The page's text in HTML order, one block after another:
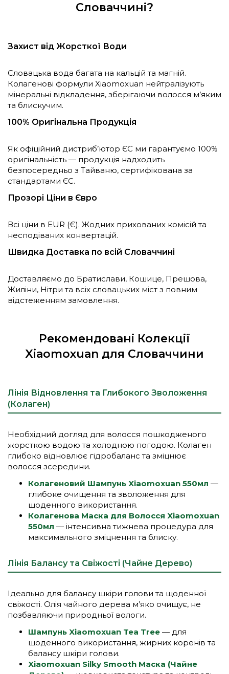
Словаччині?
Захист від Жорсткої Води
Словацька вода багата на кальцій та магній.
Колагенові формули Xiaomoxuan нейтралізують
мінеральні відкладення, зберігаючи волосся м’яким
та блискучим.
100% Оригінальна Продукція
Як офіційний дистриб’ютор ЄС ми гарантуємо 100%
оригінальність — продукція надходить
безпосередньо з Тайваню, сертифікована за
стандартами ЄС.
Прозорі Ціни в Євро
Всі ціни в EUR (€). Жодних прихованих комісій та
несподіваних конвертацій.
Швидка Доставка по всій Словаччині
Доставляємо до Братислави, Кошице, Прешова,
Жиліни, Нітри та всіх словацьких міст з повним
відстеженням замовлення.
Рекомендовані Колекції
Xiaomoxuan для Словаччини
Лінія Відновлення та Глибокого Зволоження
(Колаген)
Необхідний догляд для волосся пошкодженого
жорсткою водою та холодною погодою. Колаген
глибоко відновлює гідробаланс та зміцнює
волосся зсередини.
Колагеновий Шампунь Xiaomoxuan 550мл —
глибоке очищення та зволоження для
щоденного використання.
Колагенова Маска для Волосся Xiaomoxuan
550мл — інтенсивна тижнева процедура для
максимального зміцнення та блиску.
Лінія Балансу та Свіжості (Чайне Дерево)
Ідеально для балансу шкіри голови та щоденної
свіжості. Олія чайного дерева м’яко очищує, не
позбавляючи природньої вологи.
Шампунь Xiaomoxuan Tea Tree — для
щоденного використання, жирних коренів та
балансу шкіри голови.
Xiaomoxuan Silky Smooth Маска (Чайне